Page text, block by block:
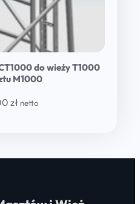
do wieży T1000
M1000
zł netto